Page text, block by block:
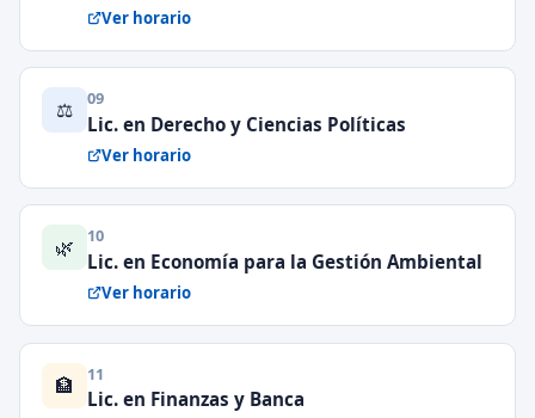
Ver horario
⚖️ 09
Lic. en Derecho y Ciencias Políticas
Ver horario
🌿 10
Lic. en Economía para la Gestión Ambiental
Ver horario
🏦 11
Lic. en Finanzas y Banca